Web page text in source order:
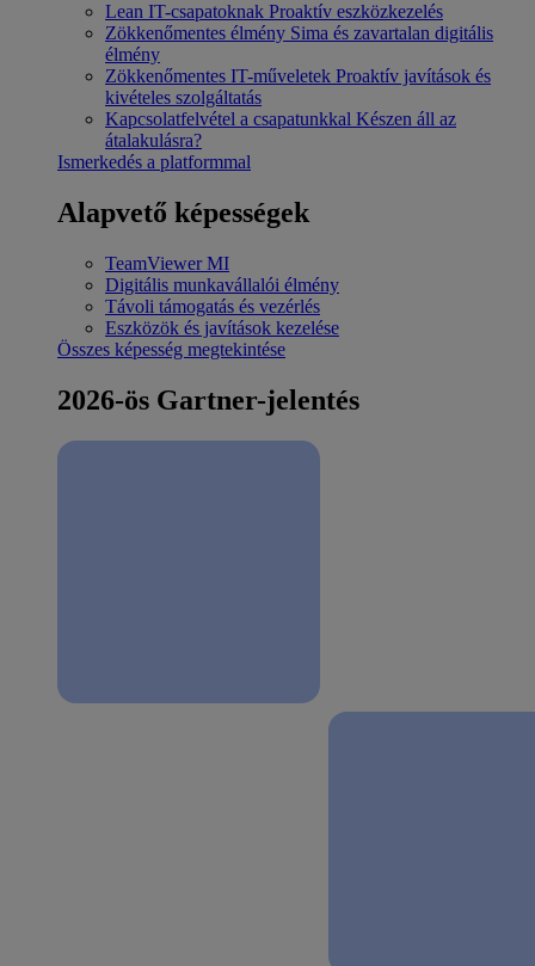
Lean IT-csapatoknak Proaktív eszközkezelés
Zökkenőmentes élmény Sima és zavartalan digitális
élmény
Zökkenőmentes IT-műveletek Proaktív javítások és
kivételes szolgáltatás
Kapcsolatfelvétel a csapatunkkal Készen áll az
átalakulásra?
Ismerkedés a platformmal
Alapvető képességek
TeamViewer MI
Digitális munkavállalói élmény
Távoli támogatás és vezérlés
Eszközök és javítások kezelése
Összes képesség megtekintése
2026-ös Gartner-jelentés